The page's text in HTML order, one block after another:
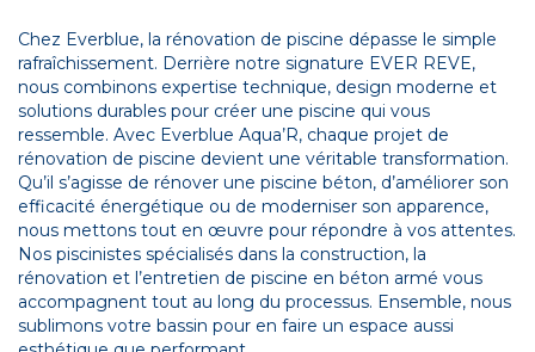
Chez Everblue, la rénovation de piscine dépasse le simple
rafraîchissement. Derrière notre signature EVER REVE,
nous combinons expertise technique, design moderne et
solutions durables pour créer une piscine qui vous
ressemble. Avec Everblue Aqua’R, chaque projet de
rénovation de piscine devient une véritable transformation.
Qu’il s’agisse de rénover une piscine béton, d’améliorer son
efficacité énergétique ou de moderniser son apparence,
nous mettons tout en œuvre pour répondre à vos attentes.
Nos piscinistes spécialisés dans la construction, la
rénovation et l’entretien de piscine en béton armé vous
accompagnent tout au long du processus. Ensemble, nous
sublimons votre bassin pour en faire un espace aussi